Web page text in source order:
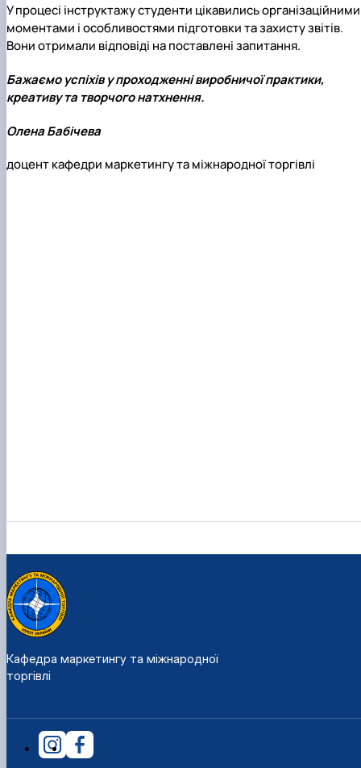
У процесі інструктажу студенти цікавились організаційними
моментами і особливостями підготовки та захисту звітів.
Вони отримали відповіді на поставлені запитання.
Бажаємо успіхів у проходженні виробничої практики,
креативу та творчого натхнення.
Олена Бабічева
доцент кафедри маркетингу та міжнародної торгівлі
Кафедра маркетингу та міжнародної
торгівлі